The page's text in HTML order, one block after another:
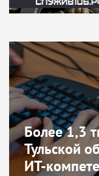
Более 1,3
Тульской
ИТ-